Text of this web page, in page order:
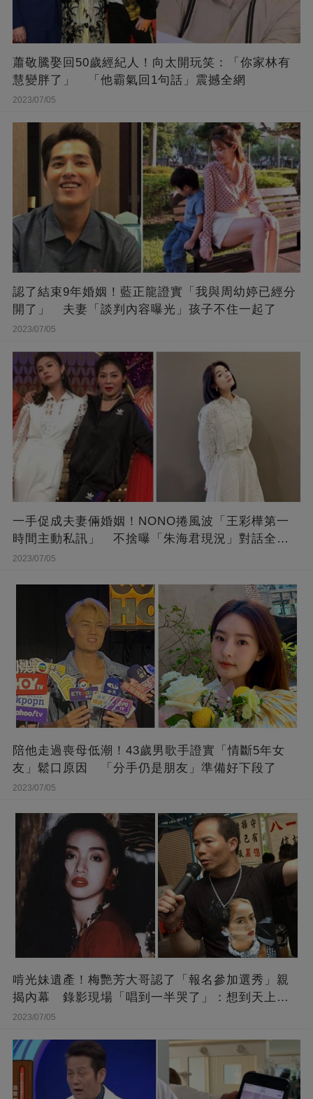
蕭敬騰娶回50歲經紀人！向太開玩笑：「你家林有
慧變胖了」 「他霸氣回1句話」震撼全網
2023/07/05
認了結束9年婚姻！藍正龍證實「我與周幼婷已經分
開了」 夫妻「談判內容曝光」孩子不住一起了
2023/07/05
一手促成夫妻倆婚姻！NONO捲風波「王彩樺第一
時間主動私訊」 不捨曝「朱海君現況」對話全公
開
2023/07/05
陪他走過喪母低潮！43歲男歌手證實「情斷5年女
友」鬆口原因 「分手仍是朋友」準備好下段了
2023/07/05
啃光妹遺產！梅艷芳大哥認了「報名參加選秀」親
揭內幕 錄影現場「唱到一半哭了」：想到天上的
她
2023/07/05